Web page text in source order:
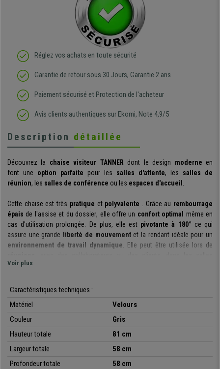
Réglez vos achats en toute sécurité
Garantie de retour sous 30 Jours, Garantie 2 ans
Paiement sécurisé et Protection de l'acheteur
Avis clients authentiques sur Ekomi, Note 4,9/5
Description détaillée
Découvrez la chaise visiteur TANNER dont le design moderne en
font une option parfaite pour les salles d'attente, les salles de
réunion, les salles de conférence ou les espaces d'accueil .
Cette chaise est très pratique et polyvalente . Grâce au rembourrage
épais de l'assise et du dossier, elle offre un confort optimal
même en
cas d'utilisation prolongée. De plus, elle est pivotante à 180° ce qui
assure une grande liberté de mouvementet la rendant idéale pour un
environnement de travail dynamique. Elle peut être utilisée lors de
d'attente, les espaces d'accueil ou lors d'événements.
Sondesign raffinéest sublimé par les
avecdes matériaux de grande qualité.Son piètement métallique
quatre branches
lui confère une touche d'
velours de haute qualité, doux au toucher
colorispour s'harmoniser avec tous les styles de décoration.
En résumé, cette chaise allie
,confort
Voir plus
Caractéristiques techniques :
Matériel
Velours
Couleur
Gris
Hauteur totale
81 cm
Largeur totale
58 cm
Profondeur totale
58 cm